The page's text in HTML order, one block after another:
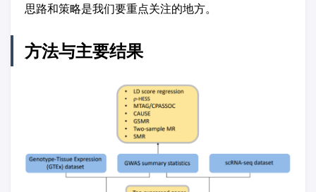
思路和策略是我们要重点关注的地方。
方法与主要结果